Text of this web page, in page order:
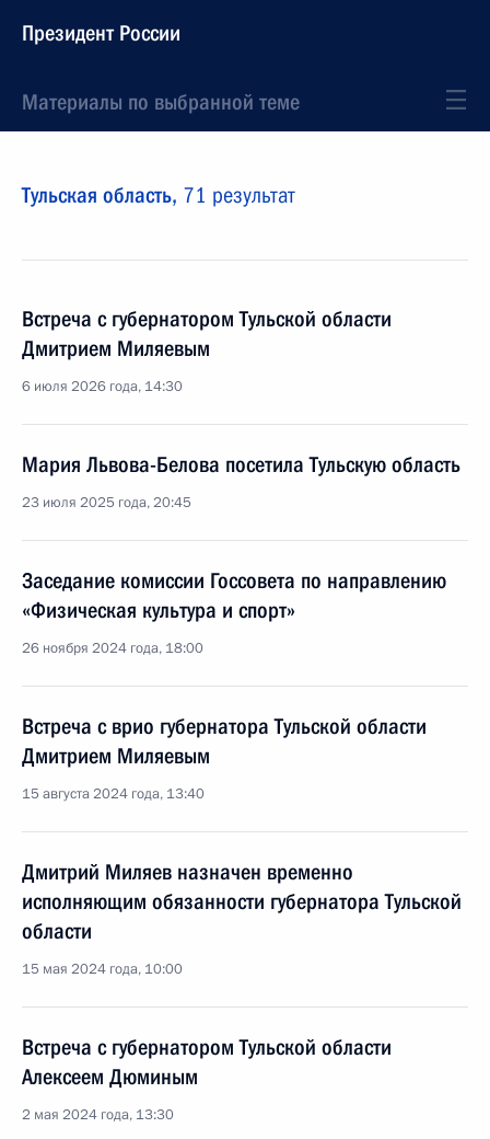
Президент России
Материалы по выбранной теме
Тульская область, 71 результат
Встреча с губернатором Тульской области
Дмитрием Миляевым
6 июля 2026 года, 14:30
Мария Львова-Белова посетила Тульскую область
23 июля 2025 года, 20:45
Заседание комиссии Госсовета по направлению
«Физическая культура и спорт»
26 ноября 2024 года, 18:00
Встреча с врио губернатора Тульской области
Дмитрием Миляевым
15 августа 2024 года, 13:40
Дмитрий Миляев назначен временно
исполняющим обязанности губернатора Тульской
области
15 мая 2024 года, 10:00
Встреча с губернатором Тульской области
Алексеем Дюминым
2 мая 2024 года, 13:30